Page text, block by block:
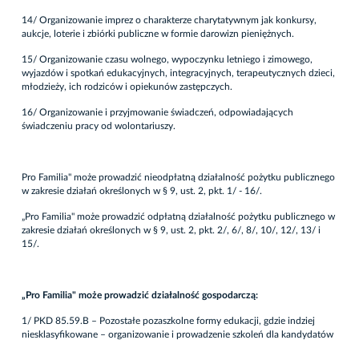
14/ Organizowanie imprez o charakterze charytatywnym jak konkursy,
aukcje, loterie i zbiórki publiczne w formie darowizn pieniężnych.
15/ Organizowanie czasu wolnego, wypoczynku letniego i zimowego,
wyjazdów i spotkań edukacyjnych, integracyjnych, terapeutycznych dzieci,
młodzieży, ich rodziców i opiekunów zastępczych.
16/ Organizowanie i przyjmowanie świadczeń, odpowiadających
świadczeniu pracy od wolontariuszy.
Pro Familia" może prowadzić nieodpłatną działalność pożytku publicznego
w zakresie działań określonych w § 9, ust. 2, pkt. 1/ - 16/.
„Pro Familia" może prowadzić odpłatną działalność pożytku publicznego w
zakresie działań określonych w § 9, ust. 2, pkt. 2/, 6/, 8/, 10/, 12/, 13/ i
15/.
„Pro Familia" może prowadzić działalność gospodarczą:
1/ PKD 85.59.B – Pozostałe pozaszkolne formy edukacji, gdzie indziej
niesklasyfikowane – organizowanie i prowadzenie szkoleń dla kandydatów